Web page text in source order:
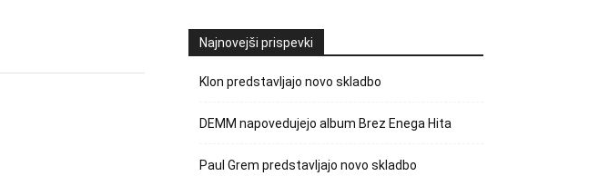
Najnovejši prispevki
Klon predstavljajo novo skladbo
DEMM napovedujejo album Brez Enega Hita
Paul Grem predstavljajo novo skladbo